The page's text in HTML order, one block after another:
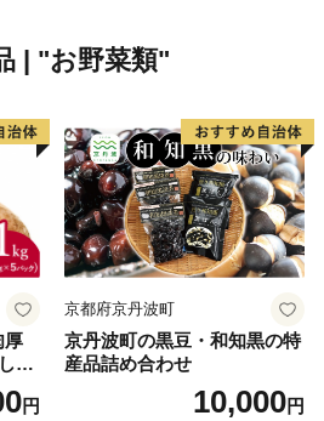
| "お野菜類"
厚
い
心
の
円
京都府京丹波町
京丹波町の黒豆・和知黒の特
産品詰め合わせ
10,000円